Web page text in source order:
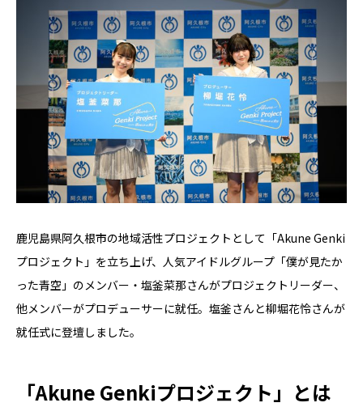
鹿児島県阿久根市の地域活性プロジェクトとして「Akune Genki
プロジェクト」を立ち上げ、人気アイドルグループ「僕が見たか
った青空」のメンバー・塩釜菜那さんがプロジェクトリーダー、
他メンバーがプロデューサーに就任。塩釜さんと柳堀花怜さんが
就任式に登壇しました。
「Akune Genkiプロジェクト」とは